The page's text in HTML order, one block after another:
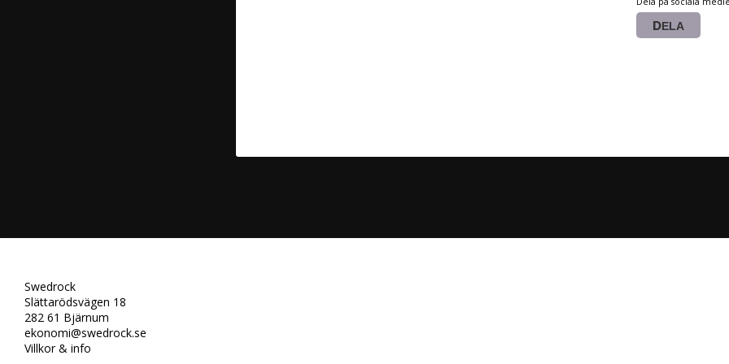
DELA
Swedrock
Slättarödsvägen 18
282 61 Bjärnum
ekonomi@swedrock.se
Villkor & info